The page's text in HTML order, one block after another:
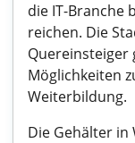
die IT-Branche
reichen. Die
Quereinsteiger
Möglichkeiten
Weiterbildung.
Die Gehälter